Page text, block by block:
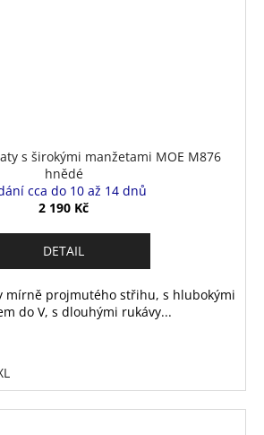
s širokými manžetami MOE M876
hnědé
cca do 10 až 14 dnů
2 190 Kč
DETAIL
mírně projmutého střihu, s hlubokými
do V, s dlouhými rukávy...